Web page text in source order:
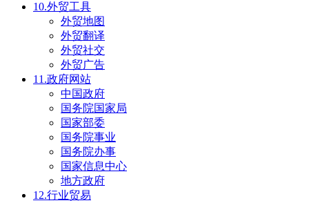
10.外贸工具
外贸地图
外贸翻译
外贸社交
外贸广告
11.政府网站
中国政府
国务院国家局
国家部委
国务院事业
国务院办事
国家信息中心
地方政府
12.行业贸易